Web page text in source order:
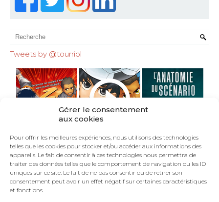
Gérer le consentement
aux cookies
Pour offrir les meilleures expériences, nous utilisons des technologies
telles que les cookies pour stocker et/ou accéder aux informations des
appareils. Le fait de consentir à ces technologies nous permettra de
traiter des données telles que le comportement de navigation ou les ID
uniques sur ce site. Le fait de ne pas consentir ou de retirer son
consentement peut avoir un effet négatif sur certaines caractéristiques
et fonctions.
Tweets by @tourriol